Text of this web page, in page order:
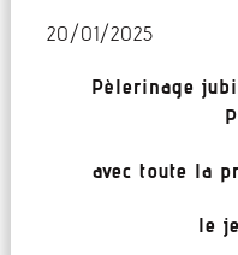
20/01/2025
Pèlerinage
avec toute la
le